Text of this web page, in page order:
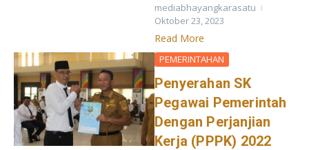
mediabhayangkarasatu
Oktober 23, 2023
Read More
PEMERINTAHAN
Penyerahan SK
Pegawai Pemerintah
Dengan Perjanjian
Kerja (PPPK) 2022